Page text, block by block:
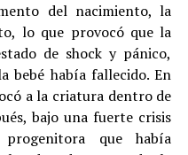
del nacimiento, la
lo que provocó que la
de shock y pánico,
bebé había fallecido. En
a la criatura dentro de
bajo una fuerte crisis
que había